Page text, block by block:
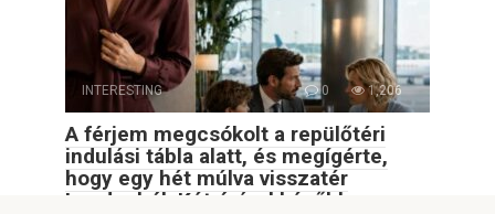
INTERESTING 0 1,206
A férjem megcsókolt a repülőtéri
indulási tábla alatt, és megígérte,
hogy egy hét múlva visszatér
Londonból. Két órával később